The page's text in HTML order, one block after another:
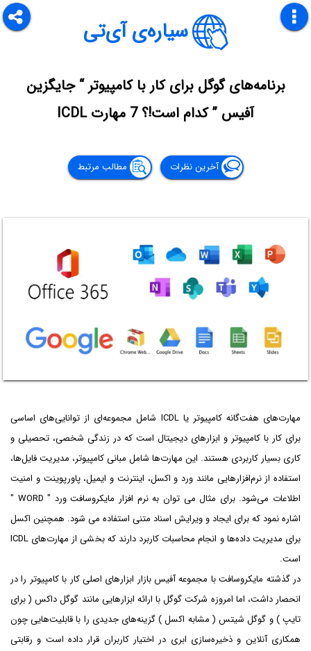
سیاره‌ی آی‌تی
برنامه‌های گوگل برای کار با کامپیوتر “ جایگزین
آفیس ” کدام است!؟ 7 مهارت ICDL
آخرین نظرات مطالب مرتبط
مهارت‌های هفت‌گانه کامپیوتر یا ICDL شامل مجموعه‌ای از توانایی‌های اساسی
برای کار با کامپیوتر و ابزارهای دیجیتال است که در زندگی شخصی، تحصیلی و
کاری بسیار کاربردی هستند. این مهارت‌ها شامل مبانی کامپیوتر، مدیریت فایل‌ها،
استفاده از نرم‌افزارهایی مانند ورد و اکسل، اینترنت و ایمیل، پاورپوینت و امنیت
اطلاعات می‌شود. برای مثال می توان به نرم افزار مایکروسافت ورد " WORD "
اشاره نمود که برای ایجاد و ویرایش اسناد متنی استفاده می شود. همچنین اکسل
برای مدیریت داده‌ها و انجام محاسبات کاربرد دارند که بخشی از مهارت‌های ICDL
است.
در گذشته مایکروسافت با مجموعه آفیس بازار ابزارهای اصلی کار با کامپیوتر را در
انحصار داشت، اما امروزه شرکت گوگل با ارائه ابزارهایی مانند گوگل داکس ( برای
تایپ ) و گوگل شیتس ( مشابه اکسل ) گزینه‌های جدیدی را با قابلیت‌هایی چون
همکاری آنلاین و ذخیره‌سازی ابری در اختیار کاربران قرار داده است و رقابتی